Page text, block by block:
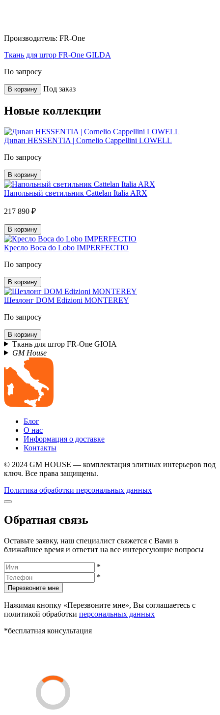
Производитель: FR-One
Ткань для штор FR-One GILDA
По запросу
В корзину Под заказ
Новые коллекции
Диван HESSENTIA | Cornelio Cappellini LOWELL
По запросу
В корзину
Напольный светильник Cattelan Italia ARX
217 890 ₽
В корзину
Кресло Boca do Lobo IMPERFECTIO
По запросу
В корзину
Шезлонг DOM Edizioni MONTEREY
По запросу
В корзину
Ткань для штор FR-One GIOIA
GM House
Блог
О нас
Информация о доставке
Контакты
© 2024 GM HOUSE — комплектация элитных интерьеров под
ключ. Все права защищены.
Политика обработки персональных данных
Обратная связь
Оставьте заявку, наш специалист свяжется с Вами в
ближайшее время и ответит на все интересующие вопросы
*
*
Перезвоните мне
Нажимая кнопку «Перезвоните мне», Вы соглашаетесь с
политикой обработки персональных данных
*бесплатная консультация